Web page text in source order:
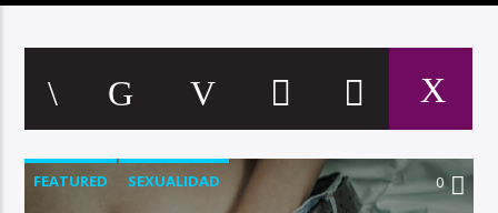
FEATURED SEXUALIDAD 0